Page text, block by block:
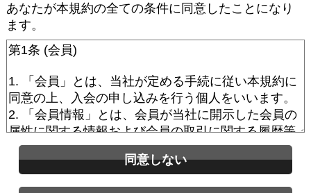
あなたが本規約の全ての条件に同意したことになり
ます。
同意しない